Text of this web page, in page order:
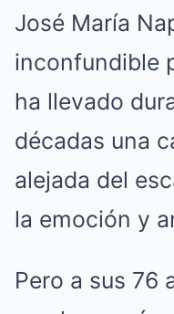
José María
inconfundible
ha llevado
décadas una
alejada del
la emoción y
Pero a sus 76